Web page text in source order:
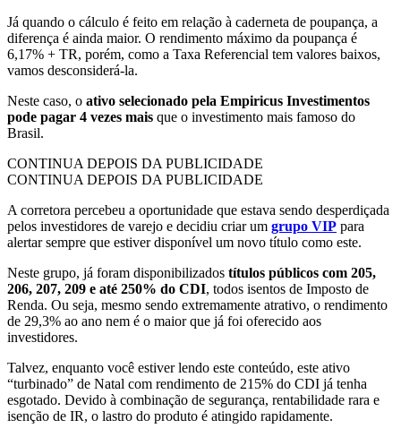
Já quando o cálculo é feito em relação à caderneta de poupança, a
diferença é ainda maior. O rendimento máximo da poupança é
6,17% + TR, porém, como a Taxa Referencial tem valores baixos,
vamos desconsiderá-la.
Neste caso, o ativo selecionado pela Empiricus Investimentos
pode pagar 4 vezes mais que o investimento mais famoso do
Brasil.
CONTINUA DEPOIS DA PUBLICIDADE
CONTINUA DEPOIS DA PUBLICIDADE
A corretora percebeu a oportunidade que estava sendo desperdiçada
pelos investidores de varejo e decidiu criar um grupo VIP para
alertar sempre que estiver disponível um novo título como este.
Neste grupo, já foram disponibilizados títulos públicos com 205,
206, 207, 209 e até 250% do CDI, todos isentos de Imposto de
Renda. Ou seja, mesmo sendo extremamente atrativo, o rendimento
de 29,3% ao ano nem é o maior que já foi oferecido aos
investidores.
Talvez, enquanto você estiver lendo este conteúdo, este ativo
“turbinado” de Natal com rendimento de 215% do CDI já tenha
esgotado. Devido à combinação de segurança, rentabilidade rara e
isenção de IR, o lastro do produto é atingido rapidamente.